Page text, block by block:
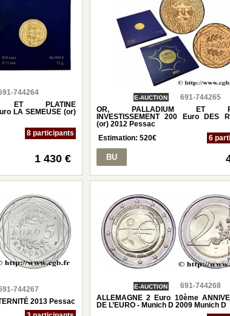
744264
ET PLATINE
LA SEMEUSE (or)
8 participants
1 430 €
E-AUCTION
691-744265
OR, PALLADIUM ET
INVESTISSEMENT 200 Euro DES
(or) 2012 Pessac
Estimation:520€ 6
BU
744267
2013 Pessac
E-AUCTION
691-744268
ALLEMAGNE 2 Euro 10ème
DE L’EURO - Munich D 2009 Munich D